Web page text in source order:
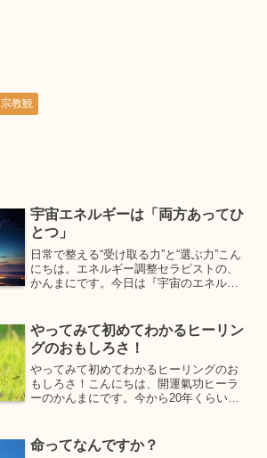
宗教観
宇宙エネルギーは「両方あってひ
とつ」
日常で整える“受け取る力”と“選ぶ力”こん
にちは。エネルギー調整セラピストの、
かんまにです。今日は『宇宙のエネルギ
感じるかもしれません。ですが、目の前
に映っている世界も、...
やってみて初めてわかるヒーリン
グのおもしろさ！
やってみて初めてわかるヒーリングのお
もしろさ！こんにちは、開運氣功ヒーラ
ーのかんまにです。今から20年くらい前
を実践しようとした時の正直な気持ちと
して、『こんなこと...
命ってなんですか？